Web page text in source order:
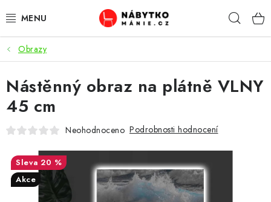
na
OBÝVACÍ POKOJ
KUCHYŇ A JÍDELNA
LOŽNICE
KANCELÁŘ / PRACOVNA
Obrazy
Nástěnný obraz na plátně VLNY
45 cm
Neohodnoceno Podrobnosti hodnocení
20 %
Akce